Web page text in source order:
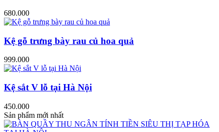
680.000
Kệ gỗ trưng bày rau củ hoa quả
999.000
Kệ sắt V lỗ tại Hà Nội
450.000
Sản phẩm mới nhất